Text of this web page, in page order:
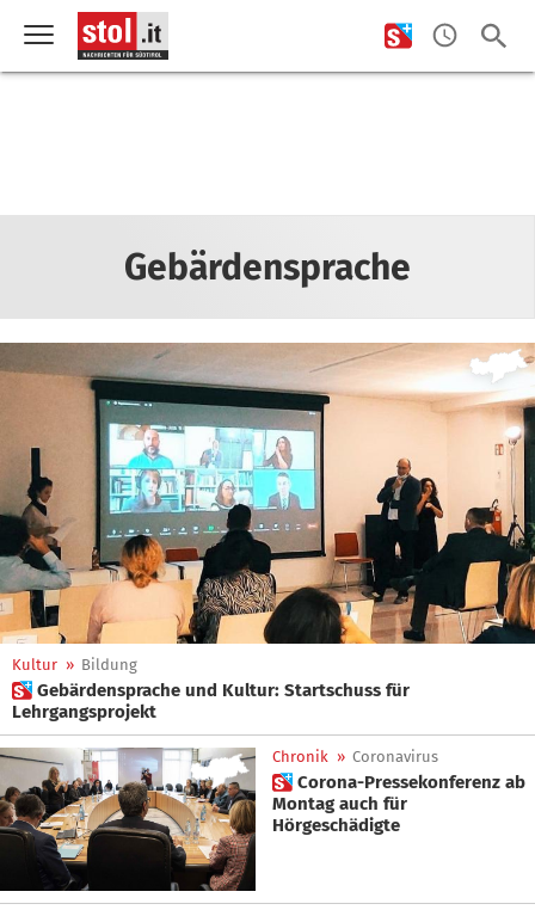
Gebärdensprache
Kultur » Bildung
 Gebärdensprache und Kultur: Startschuss für
Lehrgangsprojekt
Chronik » Coronavirus
 Corona-Pressekonferenz ab
Montag auch für
Hörgeschädigte